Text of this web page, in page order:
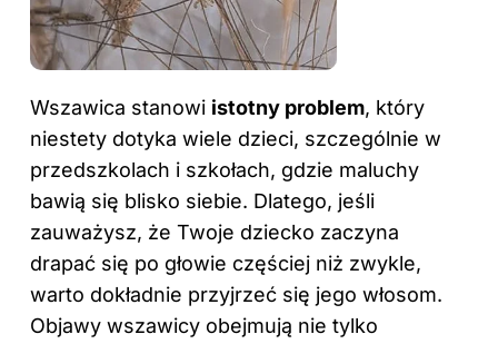
Wszawica stanowi istotny problem, który
niestety dotyka wiele dzieci, szczególnie w
przedszkolach i szkołach, gdzie maluchy
bawią się blisko siebie. Dlatego, jeśli
zauważysz, że Twoje dziecko zaczyna
drapać się po głowie częściej niż zwykle,
warto dokładnie przyjrzeć się jego włosom.
Objawy wszawicy obejmują nie tylko